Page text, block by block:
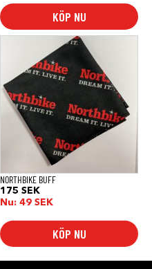
KÖP NU
NORTHBIKE BUFF
175 SEK
Nu: 49 SEK
KÖP NU